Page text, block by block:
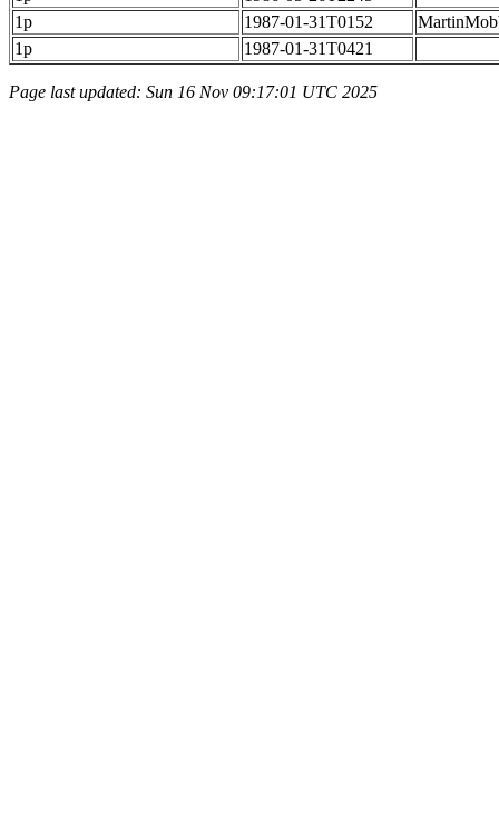
1p
1987-01-31T0152
1p
1987-01-31T0421
Page last updated: Sun 16 Nov 09:17:01 UTC 2025